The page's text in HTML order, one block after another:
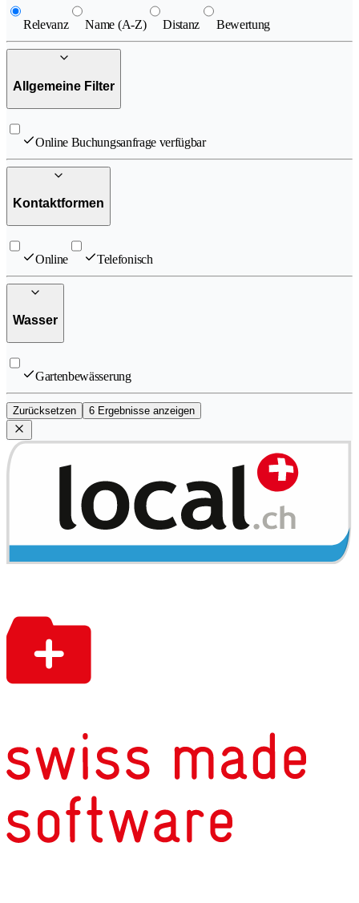
Relevanz Name (A-Z) Distanz Bewertung
Allgemeine Filter
Online Buchungsanfrage verfügbar
Kontaktformen
Online Telefonisch
Wasser
Gartenbewässerung
Zurücksetzen 6 Ergebnisse anzeigen